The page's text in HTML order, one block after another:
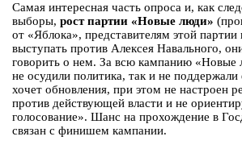
Самая интересная часть опроса и, как
выборы, рост партии «Новые люди»
от «Яблока», представителям этой
выступать против Алексея Навального,
говорить о нем. За всю кампанию «Новые
не осудили политика, так и не поддержали
хочет обновления, при этом не настроен
против действующей власти и не
голосование». Шанс на прохождение в
связан с финишем кампании.